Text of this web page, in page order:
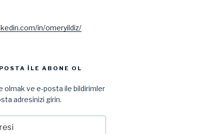
in/omeryildiz/
ILE ABONE OL
olmak ve e-posta ile bildirimler
adresinizi girin.